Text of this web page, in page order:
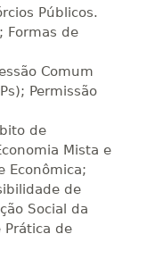
Matricular
R$ 1.586,20
Matricular
R$ 1.685,33
R$ 1.784,48
Matricular
Públicos.
Formas de
Comum
Permissão
de
Mista e
Econômica;
de
Social da
Prática de